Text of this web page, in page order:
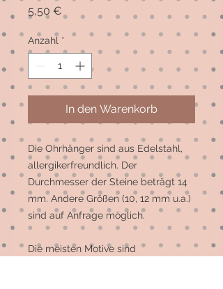
5,50 €
Anzahl *
In den Warenkorb
Die Ohrhänger sind aus Edelstahl,
allergikerfreundlich. Der
Durchmesser der Steine beträgt 14
mm. Andere Größen (10, 12 mm u.a.)
sind auf Anfrage möglich.
Die meisten Motive sind